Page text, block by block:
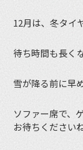
12月は、冬タイ
待ち時間も長く
雪が降る前に早
ソファー席で、
お待ちください